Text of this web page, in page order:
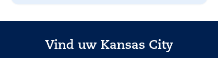
Vind uw Kansas City